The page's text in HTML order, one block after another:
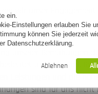
wir unser
wahr werden zu lassen
bedeutet uns sehr viel.
Leistungen und die
sind für uns nicht
ein.
Einstellungen erlauben Sie
können Sie jederzeit
Datenschutzerklärung.
Ablehnen